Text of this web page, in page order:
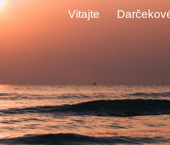
Vitajte